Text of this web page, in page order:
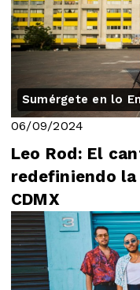
Sumérgete en lo
06/09/2024
Leo Rod: El
redefiniendo
CDMX